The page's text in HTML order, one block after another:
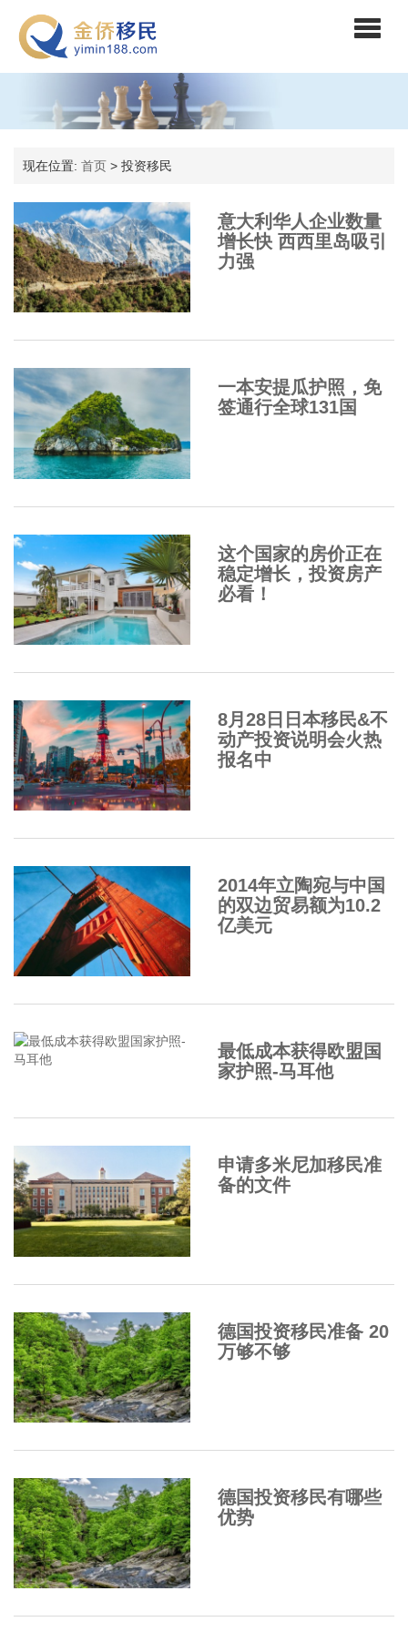
现在位置: 首页 > 投资移民
意大利华人企业数量
增长快 西西里岛吸引
力强
一本安提瓜护照，免
签通行全球131国
这个国家的房价正在
稳定增长，投资房产
必看！
8月28日日本移民&不
动产投资说明会火热
报名中
2014年立陶宛与中国
的双边贸易额为10.2
亿美元
最低成本获得欧盟国
家护照-马耳他
申请多米尼加移民准
备的文件
德国投资移民准备 20
万够不够
德国投资移民有哪些
优势